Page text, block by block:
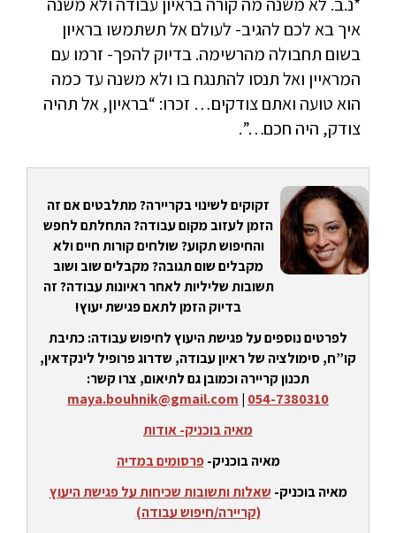
*נ.ב. לא משנה מה קורה בראיון עבודה ולא משנה
איך בא לכם להגיב- לעולם אל תשתמשו בראיון
בשום תחבולה מהרשימה. בדיוק להפך- זרמו עם
המראיין ואל תנסו להתנגח בו ולא משנה עד כמה
הוא טועה ואתם צודקים… זכרו: “בראיון, אל תהיה
צודק, היה חכם…”.
זקוקים לשינוי בקריירה? מתלבטים אם זה
הזמן לעזוב מקום עבודה? התחלתם לחפש
והחיפוש תקוע? שולחים קורות חיים ולא
מקבלים שום תגובה? מקבלים שוב ושוב
תשובות שליליות לאחר ראיונות עבודה? זה
בדיוק הזמן לתאם פגישת יעוץ!
לפרטים נוספים על פגישת היעוץ לחיפוש עבודה: כתיבת
קו”ח, סימולציה של ראיון עבודה, שדרוג פרופיל לינקדאין,
תכנון קריירה וכמובן גם לתיאום, צרו קשר:
054-7380310
|
maya.bouhnik@gmail.com
מאיה בוכניק- אודות
מאיה בוכניק-פרסומים במדיה
מאיה בוכניק- שאלות ותשובות שכיחות על פגישת היעוץ
(קריירה/חיפוש עבודה)